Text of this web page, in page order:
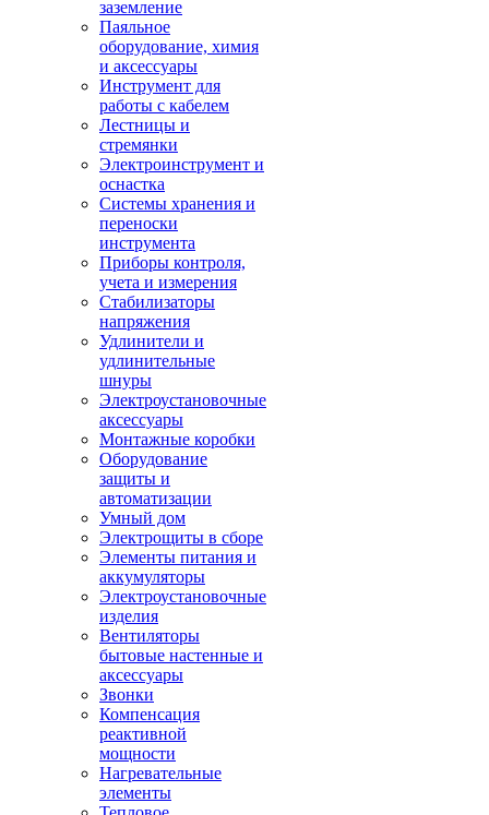
заземление
Паяльное
оборудование, химия
и аксессуары
Инструмент для
работы с кабелем
Лестницы и
стремянки
Электроинструмент и
оснастка
Системы хранения и
переноски
инструмента
Приборы контроля,
учета и измерения
Стабилизаторы
напряжения
Удлинители и
удлинительные
шнуры
Электроустановочные
аксессуары
Монтажные коробки
Оборудование
защиты и
автоматизации
Умный дом
Электрощиты в сборе
Элементы питания и
аккумуляторы
Электроустановочные
изделия
Вентиляторы
бытовые настенные и
аксессуары
Звонки
Компенсация
реактивной
мощности
Нагревательные
элементы